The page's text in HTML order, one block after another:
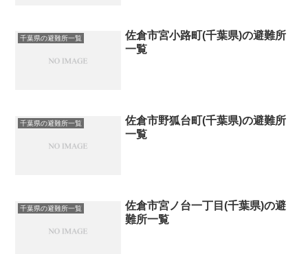
千葉県の避難所一覧
佐倉市宮小路町(千葉県)の避難所
一覧
千葉県の避難所一覧
佐倉市野狐台町(千葉県)の避難所
一覧
千葉県の避難所一覧
佐倉市宮ノ台一丁目(千葉県)の避
難所一覧